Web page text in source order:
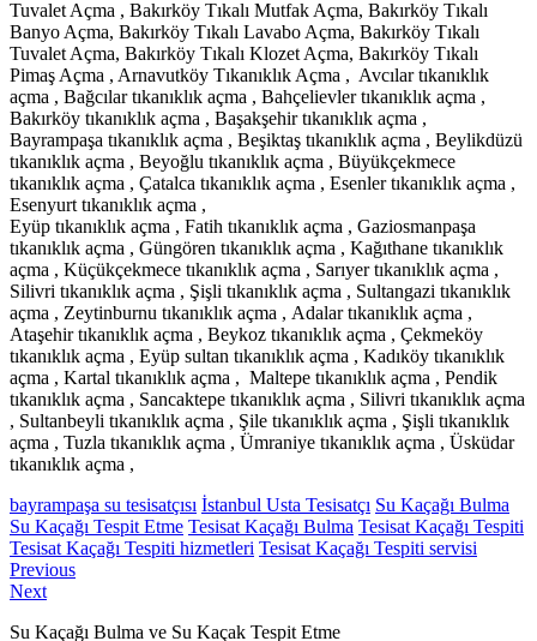
Tuvalet Açma , Bakırköy Tıkalı Mutfak Açma, Bakırköy Tıkalı
Banyo Açma, Bakırköy Tıkalı Lavabo Açma, Bakırköy Tıkalı
Tuvalet Açma, Bakırköy Tıkalı Klozet Açma, Bakırköy Tıkalı
Pimaş Açma , Arnavutköy Tıkanıklık Açma , Avcılar tıkanıklık
açma , Bağcılar tıkanıklık açma , Bahçelievler tıkanıklık açma ,
Bakırköy tıkanıklık açma , Başakşehir tıkanıklık açma ,
Bayrampaşa tıkanıklık açma , Beşiktaş tıkanıklık açma , Beylikdüzü
tıkanıklık açma , Beyoğlu tıkanıklık açma , Büyükçekmece
tıkanıklık açma , Çatalca tıkanıklık açma , Esenler tıkanıklık açma ,
Esenyurt tıkanıklık açma ,
Eyüp tıkanıklık açma , Fatih tıkanıklık açma , Gaziosmanpaşa
tıkanıklık açma , Güngören tıkanıklık açma , Kağıthane tıkanıklık
açma , Küçükçekmece tıkanıklık açma , Sarıyer tıkanıklık açma ,
Silivri tıkanıklık açma , Şişli tıkanıklık açma , Sultangazi tıkanıklık
açma , Zeytinburnu tıkanıklık açma , Adalar tıkanıklık açma ,
Ataşehir tıkanıklık açma , Beykoz tıkanıklık açma , Çekmeköy
tıkanıklık açma , Eyüp sultan tıkanıklık açma , Kadıköy tıkanıklık
açma , Kartal tıkanıklık açma , Maltepe tıkanıklık açma , Pendik
tıkanıklık açma , Sancaktepe tıkanıklık açma , Silivri tıkanıklık açma
, Sultanbeyli tıkanıklık açma , Şile tıkanıklık açma , Şişli tıkanıklık
açma , Tuzla tıkanıklık açma , Ümraniye tıkanıklık açma , Üsküdar
tıkanıklık açma ,
bayrampaşa su tesisatçısı İstanbul Usta Tesisatçı Su Kaçağı Bulma
Su Kaçağı Tespit Etme Tesisat Kaçağı Bulma Tesisat Kaçağı Tespiti
Tesisat Kaçağı Tespiti hizmetleri Tesisat Kaçağı Tespiti servisi
Yazı
gezinmesi
PreviousPrevious
NextNext
Su Kaçağı Bulma ve Su Kaçak Tespit Etme